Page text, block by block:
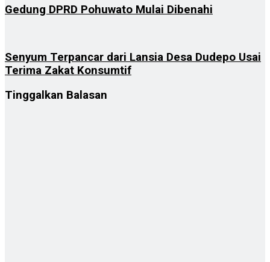
Gedung DPRD Pohuwato Mulai Dibenahi
Senyum Terpancar dari Lansia Desa Dudepo Usai
Terima Zakat Konsumtif
Tinggalkan Balasan